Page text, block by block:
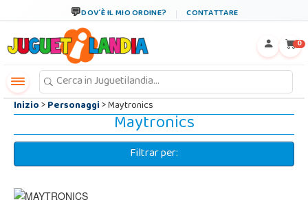
DOV´È IL MIO ORDINE? CONTATTARE
0
Inizio>Personaggi> Maytronics
Maytronics
Filtrar per: